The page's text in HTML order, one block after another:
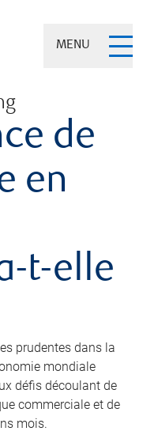
MENU
de
en
t-elle
prudentes dans la
mondiale
défis découlant de
commerciale et de
mois.